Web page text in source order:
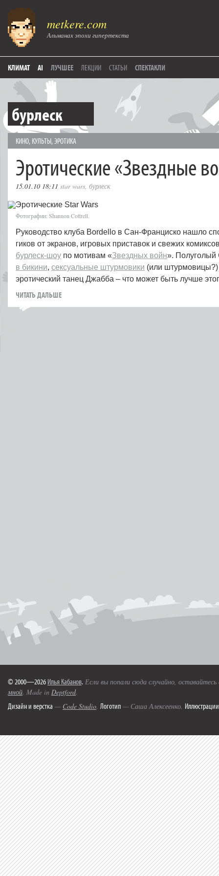
metkere.com
Альманах эпохи гипертекста
КЛИМАТ AI ЛУЧШЕЕ ЛЕКЦИИ СТАТЬИ СПЕКТАКЛИ
бурлеск
КИНО, КУЛЬТЫ,ЭРОТИКА
Эротические «Звездные
15.01.10 18:11 star wars, бурлеск
Фотографии: Shannon Cottrell.
Руководство клуба Bordello в Сан-Франциско нашло
гиков от экранов, игровых приставок и свежих
бурлеск-шоу по мотивам «Звездных войн». Полуголый
в бикини, сексуальные штурмовики (или
эротический танец Джабба – что может быть лучше
ЧИТАТЬ ДАЛЬШЕ
© 2000—2026 Илья Кабанов. Если вы попали сюда случайно,
мной. Made in Deptford.
Дизайн и верстка — Code Studio. Логотип — Саша Алексеенко. Иллюстрации